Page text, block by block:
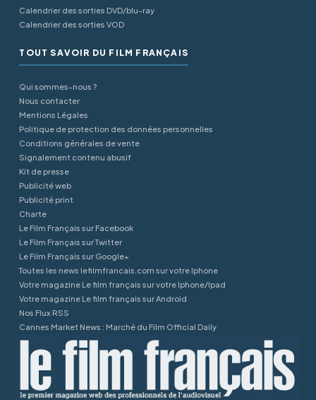
Calendrier des sorties DVD/blu-ray
Calendrier des sorties VOD
TOUT SAVOIR DU FILM FRANÇAIS
Qui sommes-nous ?
Nous contacter
Mentions Légales
Politique de protection des données personnelles
Conditions générales de vente
Signalement contenu abusif
Kit de presse
Publicité web
Publicité print
Charte
Le Film Français sur Facebook
Le Film Français sur Twitter
Le Film Français sur Google+
Toutes les news lefilmfrancais.com sur votre Iphone
Votre magazine Le film français sur votre Iphone/Ipad
Votre magazine Le film français sur Android
Nos Flux RSS
Cannes Market News : Marché du Film Official Daily